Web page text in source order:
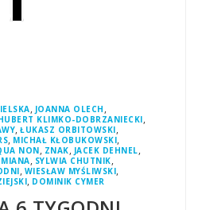
, JOANNA OLECH ,
KLIMKO-DOBRZANIECKI,
, ŁUKASZ ORBITOWSKI,
, MICHAŁ KŁOBUKOWSKI,
NON, ZNAK, JACEK DEHNEL,
, SYLWIA CHUTNIK,
, WIESŁAW MYŚLIWSKI,
, DOMINIK CYMER